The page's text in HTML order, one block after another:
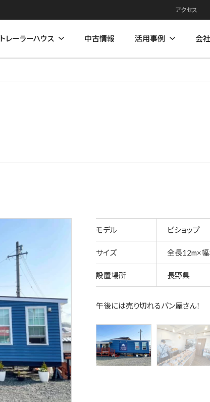
アクセス
トレーラーハウス 中古情報 活用事例 会
モデル ビショップ
サイズ 全長12m×
設置場所 長野県
午後には売り切れるパン屋さん！